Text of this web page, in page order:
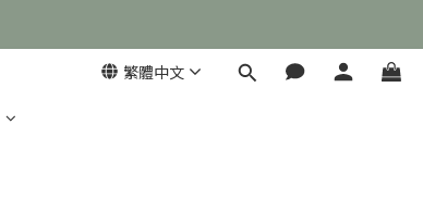
繁體中文